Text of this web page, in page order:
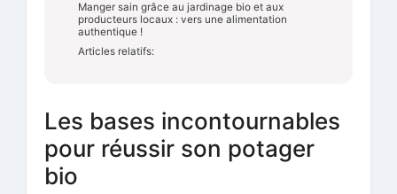
Manger sain grâce au jardinage bio et aux
producteurs locaux : vers une alimentation
authentique !
Articles relatifs:
Les bases incontournables
pour réussir son potager
bio